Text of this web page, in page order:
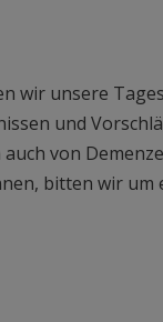
wir unsere
und
von
bitten wir um